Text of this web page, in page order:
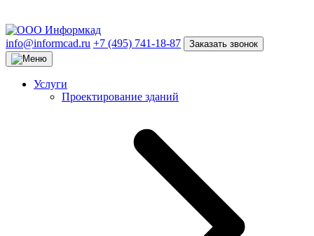
info@informcad.ru +7 (495) 741-18-87 Заказать звонок
Услуги
Проектирование зданий